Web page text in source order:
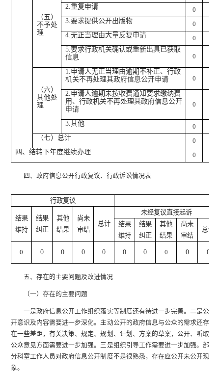
（五）
不予处
理
2.重复申请 0
3.要求提供公开出版物 0
4.无正当理由大量反复申请 0
5.要求行政机关确认或重新出具已获取
信息
0
（六）
其他处
理
1.申请人无正当理由逾期不补正、行政
机关不再处理其政府信息公开申请
0
2.申请人逾期未按收费通知要求缴纳费
用、行政机关不再处理其政府信息公开
申请
0
3.其他 0
（七）总计
0
四、结转下年度继续办理
0
四、政府信息公开行政复议、行政诉讼情况表
行政复议
结果
维持
结果
纠正
其他
结果
尚未
审结
总计
未经复议直接起诉
结果
维持
结果
纠正
其他
结果
尚未
审结
总计
0 0 0 0 0 0 0 0 0 0
五、存在的主要问题及改进情况
（一）存在的主要问题
一是政府信息公开工作组织落实等制度还有待进一步完善。二是公
开意识及内容需要进一步深化。主动公开的政府信息与公众的需求还存
在一些差距，有关决策、规定、规划、计划、方案的草案，公开、听取
公众意见方面需要进一步加强。三是组织引导工作需要进一步加强。部
分科室工作人员对政府信息公开制度不是很熟悉，存在应公开未公开现
象。